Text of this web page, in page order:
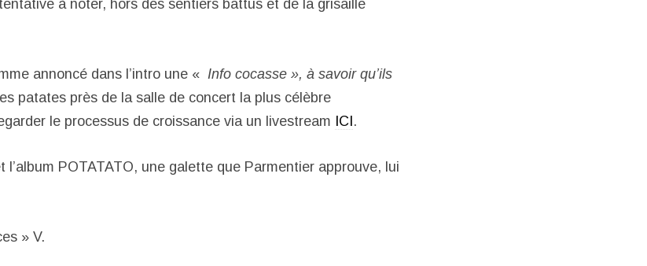
à noter, hors des sentiers battus et de la grisaille
annoncé dans l’intro une « Info cocasse », à savoir qu’ils
patates près de la salle de concert la plus célèbre
le processus de croissance via un livestream ICI.
l’album POTATATO, une galette que Parmentier approuve, lui
» V.